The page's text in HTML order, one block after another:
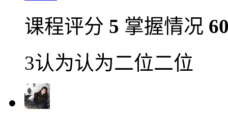
课程评分 5 掌握情况
3认为认为二位二位